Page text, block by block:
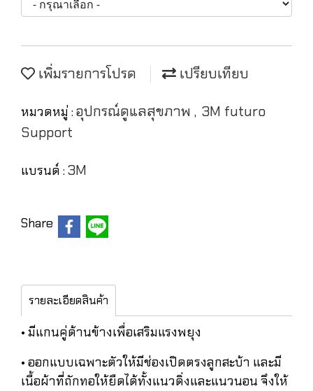
เพิ่มรายการโปรด เปรียบเทียบ
หมวดหมู่ : อุปกรณ์ดูแลสุขภาพ , 3M futuro
Support
แบรนด์ : 3M
Share
รายละเอียดสินค้า
• มีแกนคู่ด้านข้างเพื่อเสริมแรงพยุง
• ออกแบบเฉพาะตัวให้มีช่องเปิดตรงลูกสะบ้า และมี
เนื้อผ้าที่ถักทอให้ยืดได้ทั้งแนวดิ่งและแนวนอน จึงให้